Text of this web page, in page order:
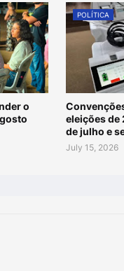
o
POLÍTICA
eleições de
de julho e
July 15, 2026